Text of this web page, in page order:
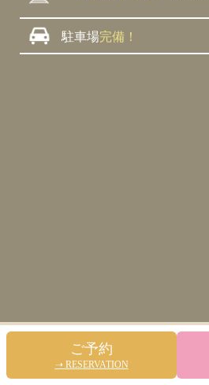
駐車場完備！
ご予約
➝ RESERVATION